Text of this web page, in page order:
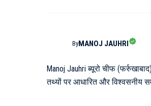
ByMANOJ JAUHRI
Manoj Jauhri ब्यूरो चीफ
तथ्यों पर आधारित और विश्वसनीय